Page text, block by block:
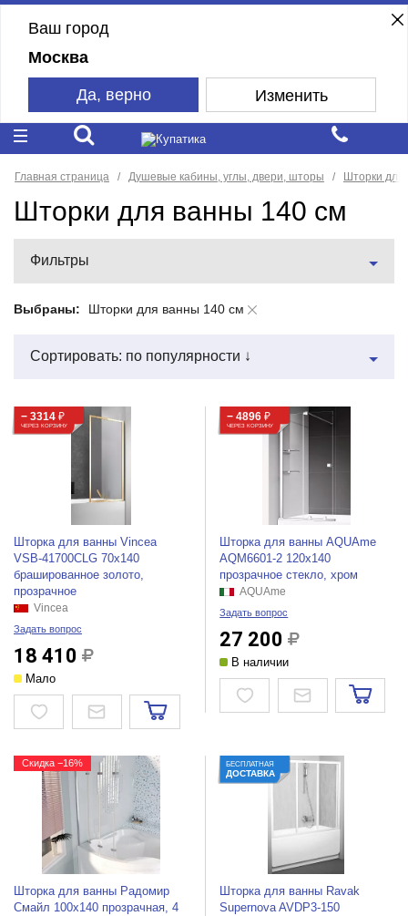
Ваш город
Москва
Да, верно Изменить
Главная страница Душевые кабины, углы, двери, шторы Шторки для
Шторки для ванны 140 см
Фильтры
Выбраны: Шторки для ванны 140 см
Сортировать: по популярности ↓
− 3314 ₽
ЧЕРЕЗ КОРЗИНУ
Шторка для ванны Vincea
VSB-41700CLG 70x140
брашированное золото,
прозрачное
Vincea
Задать вопрос
18 410
Мало
− 4896 ₽
ЧЕРЕЗ КОРЗИНУ
Шторка для ванны AQUAme
AQM6601-2 120x140
прозрачное стекло, хром
AQUAme
Задать вопрос
27 200
В наличии
Скидка −16%
Шторка для ванны Радомир
Смайл 100х140 прозрачная, 4
БЕСПЛАТНАЯ
ДОСТАВКА
Шторка для ванны Ravak
Supernova AVDP3-150